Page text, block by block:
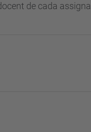
de cada